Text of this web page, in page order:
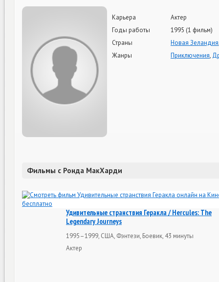
Карьера
Актер
Годы работы
1995 (1 фильм)
Страны
Новая Зеландия
Жанры
Приключения,
Фильмы с Ронда МакХарди
Удивительные странствия Геракла / Hercules: The
Legendary Journeys
1995–1999, США, Фэнтези, Боевик, 43 минуты
Актер